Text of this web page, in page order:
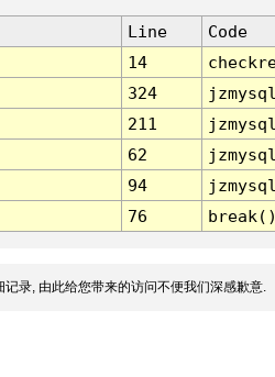
Line
Code
14
324
211
62
94
76 break()
录, 由此给您带来的访问不便我们深感歉意.